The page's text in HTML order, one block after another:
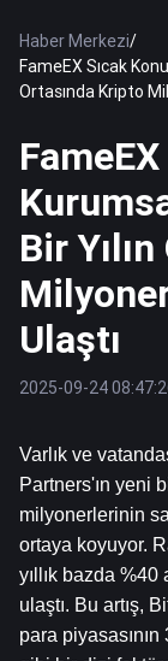
Haber Merkezi/
FameEX Sıcak
Ortasında Kripto
Bir
Ulaştı
2025-09-24
Varlık ve
Partners'ın yeni
milyonerlerinin
ortaya koyuyor.
yıllık bazda
ulaştı. Bu artış,
para